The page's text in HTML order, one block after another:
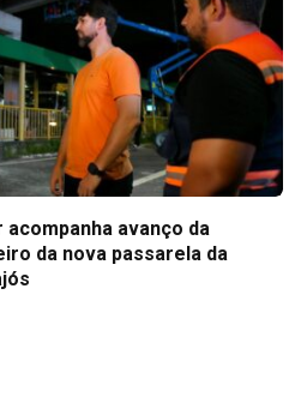
avanço da
da nova passarela da